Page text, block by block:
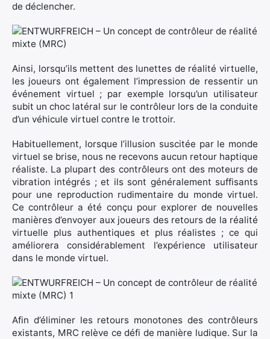
de déclencher.
Ainsi, lorsqu’ils mettent des lunettes de réalité virtuelle,
les joueurs ont également l’impression de ressentir un
événement virtuel ; par exemple lorsqu’un utilisateur
subit un choc latéral sur le contrôleur lors de la conduite
d’un véhicule virtuel contre le trottoir.
Habituellement, lorsque l’illusion suscitée par le monde
virtuel se brise, nous ne recevons aucun retour haptique
réaliste. La plupart des contrôleurs ont des moteurs de
vibration intégrés ; et ils sont généralement suffisants
pour une reproduction rudimentaire du monde virtuel.
Ce contrôleur a été conçu pour explorer de nouvelles
manières d’envoyer aux joueurs des retours de la réalité
virtuelle plus authentiques et plus réalistes ; ce qui
améliorera considérablement l’expérience utilisateur
dans le monde virtuel.
Afin d’éliminer les retours monotones des contrôleurs
existants, MRC relève ce défi de manière ludique. Sur la
×
Rechercher
: